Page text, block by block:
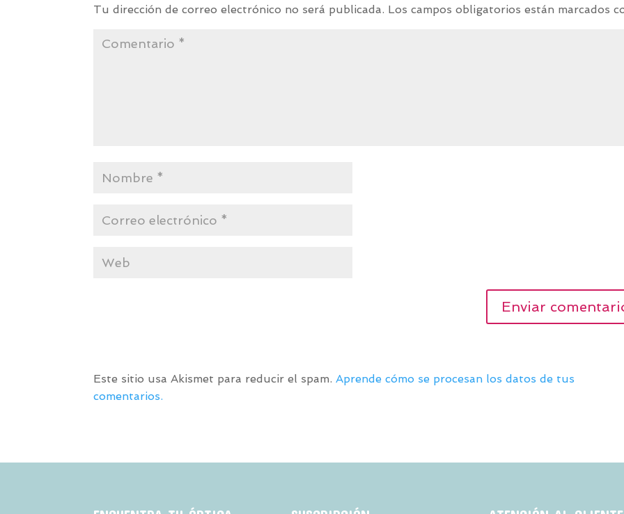
Tu dirección de correo electrónico no será publicada. Los campos obligatorios están marcados
Este sitio usa Akismet para reducir el spam.Aprende cómo se procesan los datos de tus
comentarios.